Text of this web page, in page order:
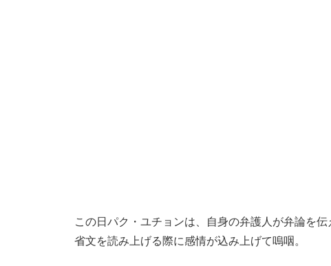
この日パク・ユチョンは、自身の弁護人が弁論を
省文を読み上げる際に感情が込み上げて嗚咽。